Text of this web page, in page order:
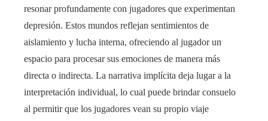
resonar profundamente con jugadores que experimentan
depresión. Estos mundos reflejan sentimientos de
aislamiento y lucha interna, ofreciendo al jugador un
espacio para procesar sus emociones de manera más
directa o indirecta. La narrativa implícita deja lugar a la
interpretación individual, lo cual puede brindar consuelo
al permitir que los jugadores vean su propio viaje